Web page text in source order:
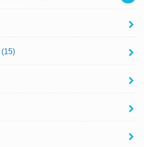
(15)